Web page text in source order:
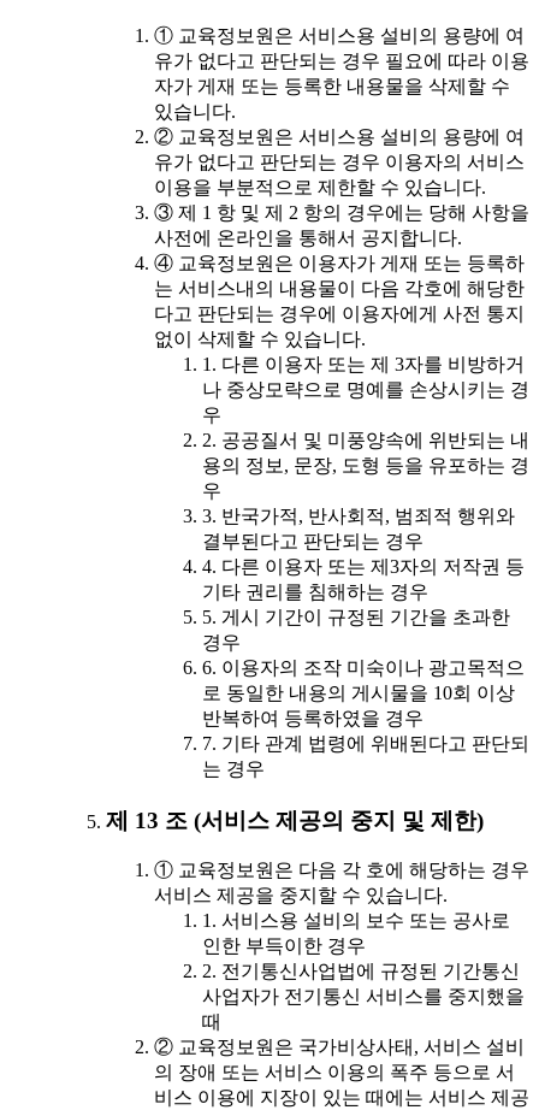
① 교육정보원은 서비스용 설비의 용량에 여
유가 없다고 판단되는 경우 필요에 따라 이용
자가 게재 또는 등록한 내용물을 삭제할 수
있습니다.
② 교육정보원은 서비스용 설비의 용량에 여
유가 없다고 판단되는 경우 이용자의 서비스
이용을 부분적으로 제한할 수 있습니다.
③ 제 1 항 및 제 2 항의 경우에는 당해 사항을
사전에 온라인을 통해서 공지합니다.
④ 교육정보원은 이용자가 게재 또는 등록하
는 서비스내의 내용물이 다음 각호에 해당한
다고 판단되는 경우에 이용자에게 사전 통지
없이 삭제할 수 있습니다.
1. 다른 이용자 또는 제 3자를 비방하거
나 중상모략으로 명예를 손상시키는 경
우
2. 공공질서 및 미풍양속에 위반되는 내
용의 정보, 문장, 도형 등을 유포하는 경
우
3. 반국가적, 반사회적, 범죄적 행위와
결부된다고 판단되는 경우
4. 다른 이용자 또는 제3자의 저작권 등
기타 권리를 침해하는 경우
5. 게시 기간이 규정된 기간을 초과한
경우
6. 이용자의 조작 미숙이나 광고목적으
로 동일한 내용의 게시물을 10회 이상
반복하여 등록하였을 경우
7. 기타 관계 법령에 위배된다고 판단되
는 경우
제 13 조 (서비스 제공의 중지 및 제한)
① 교육정보원은 다음 각 호에 해당하는 경우
서비스 제공을 중지할 수 있습니다.
1. 서비스용 설비의 보수 또는 공사로
인한 부득이한 경우
2. 전기통신사업법에 규정된 기간통신
사업자가 전기통신 서비스를 중지했을
때
② 교육정보원은 국가비상사태, 서비스 설비
의 장애 또는 서비스 이용의 폭주 등으로 서
비스 이용에 지장이 있는 때에는 서비스 제공